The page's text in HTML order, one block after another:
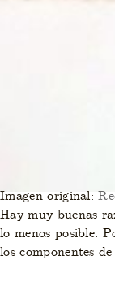
Imagen original:
Hay muy buenas
lo menos posible.
los componentes